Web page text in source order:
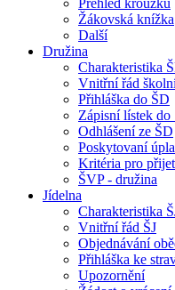
Přehled kroužků
Žákovská knížka
Další
Družina
Charakteristika
Vnitřní řád
Přihláška do ŠD
Zápisní lístek do
Odhlášení ze ŠD
Poskytovaní
Kritéria pro
ŠVP - družina
Jídelna
Charakteristika
Vnitřní řád ŠJ
Objednávání
Přihláška ke
Upozornění